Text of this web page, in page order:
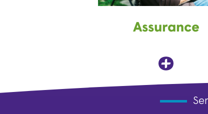
Assurance